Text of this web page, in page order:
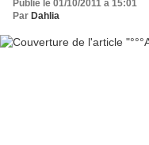
Publié le 01/10/2011 à 15:01
Par Dahlia